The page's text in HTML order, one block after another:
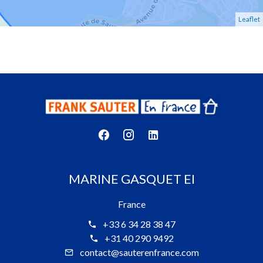
Leaflet
MARINE GASQUET EI
France
+33 6 34 28 38 47
+31 40 290 9492
contact@sauterenfrance.com